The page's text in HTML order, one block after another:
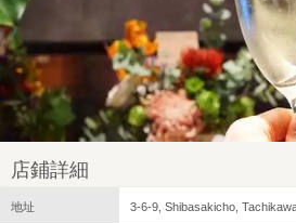
店鋪詳細
地址 3-6-9, Shibasakicho,